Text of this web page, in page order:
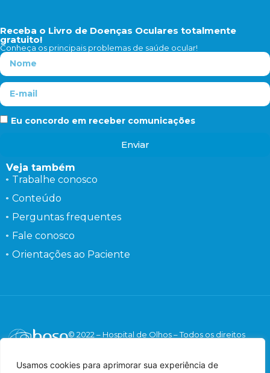
Usamos cookies para aprimorar sua experiência de
Receba o Livro de Doenças Oculares totalmente
gratuito!
Conheça os principais problemas de saúde ocular!
Eu concordo em receber comunicações
Enviar
Veja também
Trabalhe conosco
Conteúdo
Perguntas frequentes
Fale conosco
Orientações ao Paciente
© 2022 – Hospital de Olhos – Todos os direitos
Oftalmologista – CRM: 125547 – RQE: 42548.